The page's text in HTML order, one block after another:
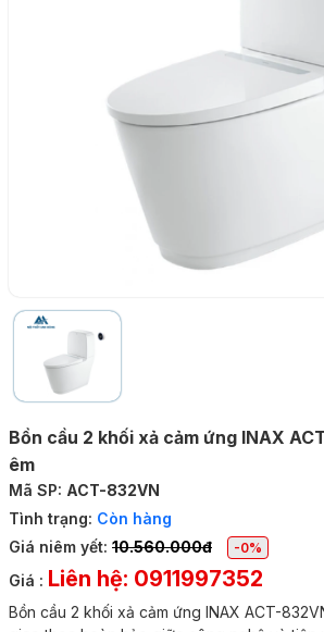
Bồn cầu 2 khối xả cảm ứng INAX
êm
Mã SP: ACT-832VN
Tình trạng: Còn hàng
Giá niêm yết: 10.560.000đ -0%
Giá : Liên hệ: 0911997352
Bồn cầu 2 khối xả cảm ứng INAX ACT-